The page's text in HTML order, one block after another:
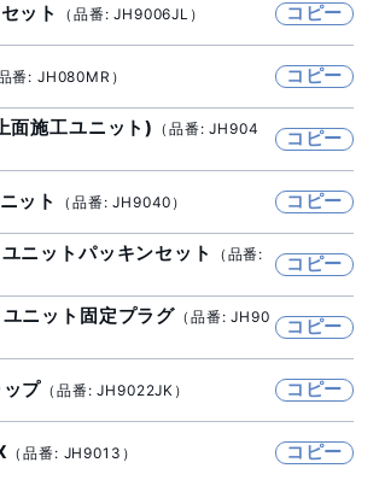
ット （品番: JH9006JL） コピー
品番: JH080MR） コピー
施工ユニット)
（品番: JH904
コピー
ット （品番: JH9040） コピー
ニットパッキンセット
（品番:
コピー
ニット固定プラグ （品番: JH90
コピー
プ （品番: JH9022JK） コピー
（品番: JH9013） コピー